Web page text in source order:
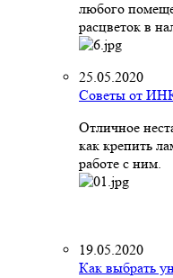
любого
расцветок в
25.05.2020
Советы от
Отличное
как крепить
работе с ним.
19.05.2020
Как выбрать